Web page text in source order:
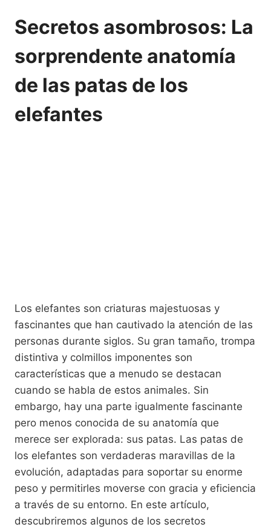
Secretos asombrosos: La
sorprendente anatomía
de las patas de los
elefantes
Los elefantes son criaturas majestuosas y
fascinantes que han cautivado la atención de las
personas durante siglos. Su gran tamaño, trompa
distintiva y colmillos imponentes son
características que a menudo se destacan
cuando se habla de estos animales. Sin
embargo, hay una parte igualmente fascinante
pero menos conocida de su anatomía que
merece ser explorada: sus patas. Las patas de
los elefantes son verdaderas maravillas de la
evolución, adaptadas para soportar su enorme
peso y permitirles moverse con gracia y eficiencia
a través de su entorno. En este artículo,
descubriremos algunos de los secretos